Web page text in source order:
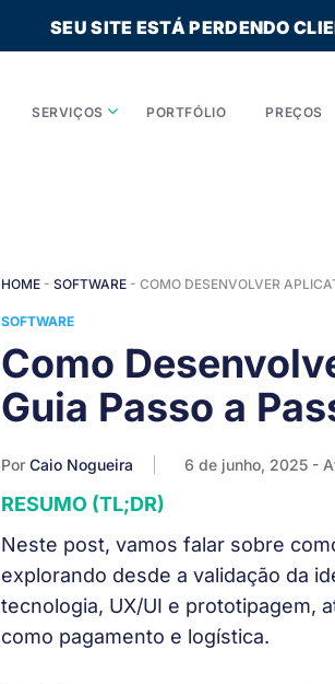
SEU SITE ESTÁ PERDENDO
SERVIÇOS PORTFÓLIO PREÇOS
HOME - SOFTWARE - COMO DESENVOLVER
SOFTWARE
Como
Guia Passo a
Por Caio Nogueira 6 de junho, 2025 -
RESUMO (TL;DR)
Neste post, vamos falar sobre
explorando desde a validação da
tecnologia, UX/UI e prototipagem,
como pagamento e logística.